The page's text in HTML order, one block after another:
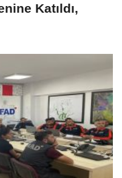
Katıldı,